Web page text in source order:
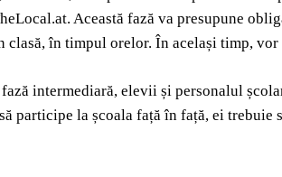
Această fază va presupune
clasă, în timpul orelor. În același timp,
fază intermediară, elevii și personalul
participe la școala față în față, ei